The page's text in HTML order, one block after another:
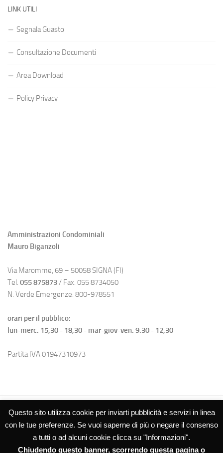
LINK UTILI
Segnala Guasto
Consultazione Documenti
Area Download
Policy Privacy
Amministrazioni Condominiali
Mauro Biganzoli
Via Maromme, 69 – 50058 SIGNA (FI)
Tel. 055 875873/ Fax. 055 8734050
N. Verde Emergenze: 800-978551
orari per il pubblico:
lun-merc. 15,30 - 18,30 - mar-giov-ven. 9.30 - 12,30
Partita IVA 01947310973
Studio Biganzoli SRL – Amministrazioni Condominiali © 2026. Tutti i
Questo sito utilizza cookie per inviarti pubblicità e servizi in linea
con le tue preferenze. Se vuoi saperne di più o negare il consenso
a tutti o ad alcuni cookie clicca su "Informazioni".
Chiudendo questo banner, scorrendo questa pagina o